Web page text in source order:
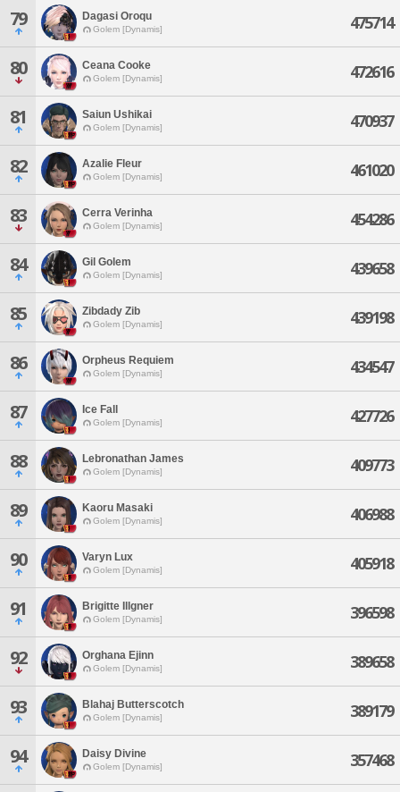
79 Dagasi Oroqu
Golem [Dynamis] 475714
80 Ceana Cooke
Golem [Dynamis] 472616
81 Saiun Ushikai
Golem [Dynamis] 470937
82 Azalie Fleur
Golem [Dynamis] 461020
83 Cerra Verinha
Golem [Dynamis] 454286
84 Gil Golem
Golem [Dynamis] 439658
85 Zibdady Zib
Golem [Dynamis] 439198
86 Orpheus Requiem
Golem [Dynamis] 434547
87 Ice Fall
Golem [Dynamis] 427726
88 Lebronathan James
Golem [Dynamis] 409773
89 Kaoru Masaki
Golem [Dynamis] 406988
90 Varyn Lux
Golem [Dynamis] 405918
91 Brigitte Illgner
Golem [Dynamis] 396598
92 Orghana Ejinn
Golem [Dynamis] 389658
93 Blahaj Butterscotch
Golem [Dynamis] 389179
94 Daisy Divine
Golem [Dynamis] 357468